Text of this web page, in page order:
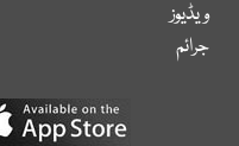
ویڈیوز
جرائم